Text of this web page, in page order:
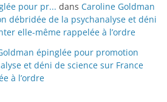
pour pr... dans Caroline Goldman
débridée de la psychanalyse et déni
elle-même rappelée à l’ordre
épinglée pour promotion
et déni de science sur France
à l’ordre